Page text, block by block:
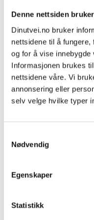
Denne nettsiden
Dinutvei.no bruker
nettsidene til å
og for å vise innebygde
Informasjonen brukes
nettsidene våre. Vi
annonsering eller
selv velge hvilke typer
Nødvendig
Egenskaper
Statistikk
Har du spørsmål om
overgrep eller bare
noe du har opplevd,
via telefon, S …
Klage på